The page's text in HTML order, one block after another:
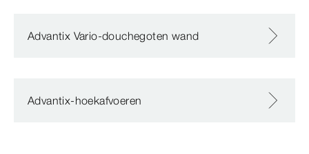
Advantix Vario-douchegoten wand
Advantix-hoekafvoeren